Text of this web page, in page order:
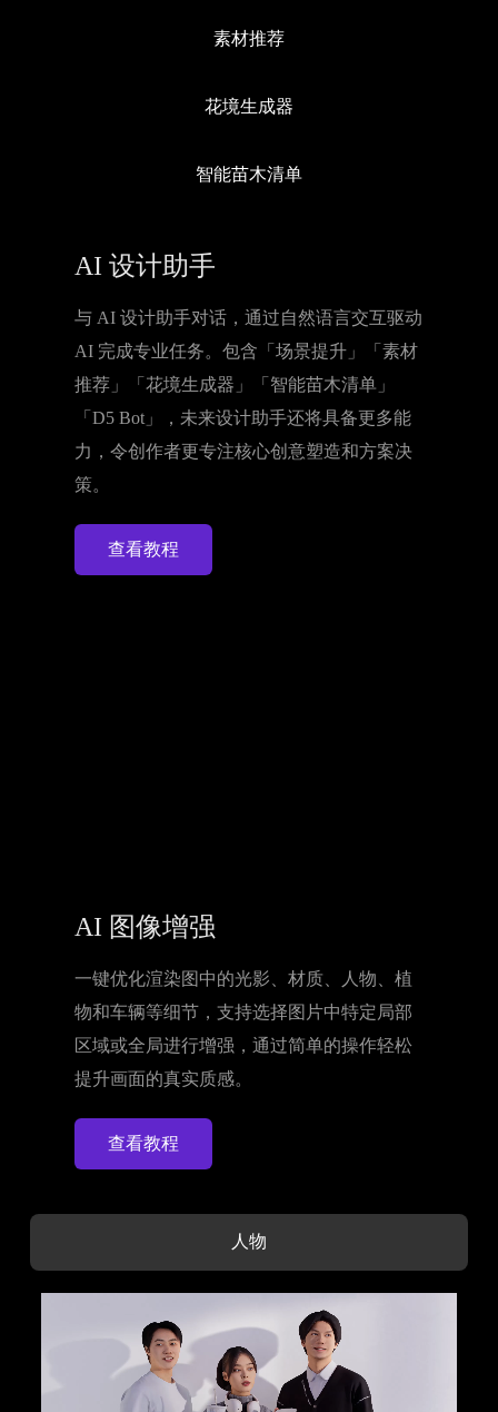
素材推荐
花境生成器
智能苗木清单
AI 设计助手
与 AI 设计助手对话，通过自然语言交互驱动
AI 完成专业任务。包含「场景提升」「素材
推荐」「花境生成器」「智能苗木清单」
「D5 Bot」，未来设计助手还将具备更多能
力，令创作者更专注核心创意塑造和方案决
策。
查看教程
AI 图像增强
一键优化渲染图中的光影、材质、人物、植
物和车辆等细节，支持选择图片中特定局部
区域或全局进行增强，通过简单的操作轻松
提升画面的真实质感。
查看教程
人物